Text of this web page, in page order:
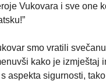
Vukovara i sve one
smo vratili
kako je izmještaj
aspekta sigurnosti,